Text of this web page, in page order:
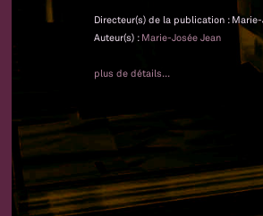
Directeur(s) de la publication : Marie-
Auteur(s) : Marie-Josée Jean
plus de détails...